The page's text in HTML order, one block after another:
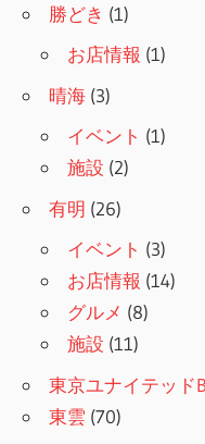
勝どき (1)
お店情報 (1)
晴海 (3)
イベント (1)
施設 (2)
有明 (26)
イベント (3)
お店情報 (14)
グルメ (8)
施設 (11)
東京ユナイテッド
東雲 (70)